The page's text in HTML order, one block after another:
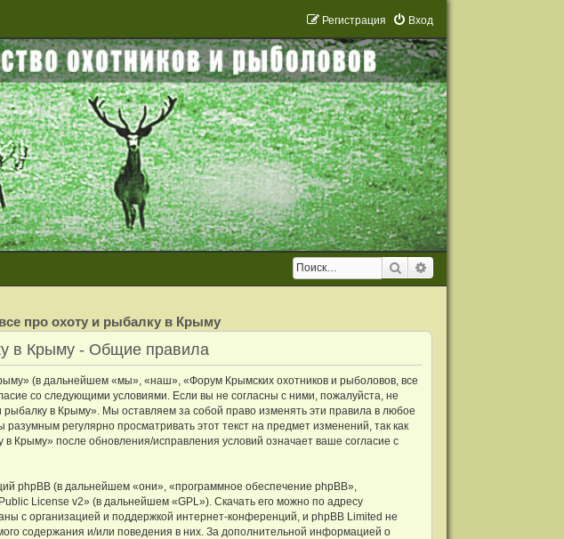
Вход
Регистрация
Поиск
про охоту и рыбалку в Крыму
в Крыму - Общие правила
(в дальнейшем «мы», «наш», «Форум Крымских охотников и рыболовов, все
со следующими условиями. Если вы не согласны с ними, пожалуйста, не
в Крыму». Мы оставляем за собой право изменять эти правила в любое
регулярно просматривать этот текст на предмет изменений, так как
Крыму» после обновления/исправления условий означает ваше согласие с
phpBB (в дальнейшем «они», «программное обеспечение phpBB»,
License v2» (в дальнейшем «GPL»). Скачать его можно по адресу
с организацией и поддержкой интернет-конференций, и phpBB Limited не
содержания и/или поведения в них. За дополнительной информацией о